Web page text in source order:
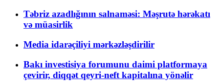
Təbriz azadlığının salnaməsi: Məşrutə hərəkatı
və müasirlik
Media idarəçiliyi mərkəzləşdirilir
Bakı investisiya forumunu daimi platformaya
çevirir, diqqət qeyri-neft kapitalına yönəlir